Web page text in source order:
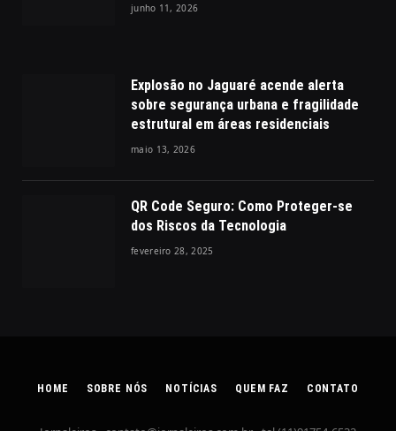
junho 11, 2026
Explosão no Jaguaré acende alerta
sobre segurança urbana e fragilidade
estrutural em áreas residenciais
maio 13, 2026
QR Code Seguro: Como Proteger-se
dos Riscos da Tecnologia
fevereiro 28, 2025
HOME SOBRE NÓS NOTÍCIAS QUEM FAZ CONTATO